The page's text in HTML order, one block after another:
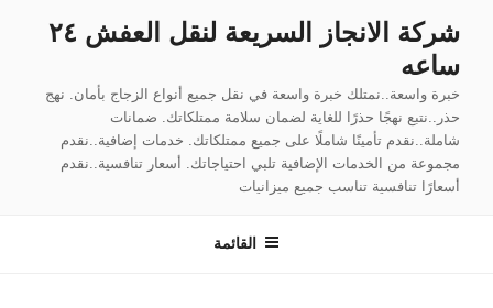
المحتوى
شركة الانجاز السريعة لنقل العفش ٢٤
ساعه
خبرة واسعة..نمتلك خبرة واسعة في نقل جميع أنواع الزجاج بأمان. نهج
حذر..نتبع نهجًا حذرًا للغاية لضمان سلامة ممتلكاتك. ضمانات
شاملة..نقدم تأمينًا شاملًا على جميع ممتلكاتك. خدمات إضافية..نقدم
مجموعة من الخدمات الإضافية تلبي احتياجاتك. أسعار تنافسية..نقدم
أسعارًا تنافسية تناسب جميع ميزانيات
القائمة